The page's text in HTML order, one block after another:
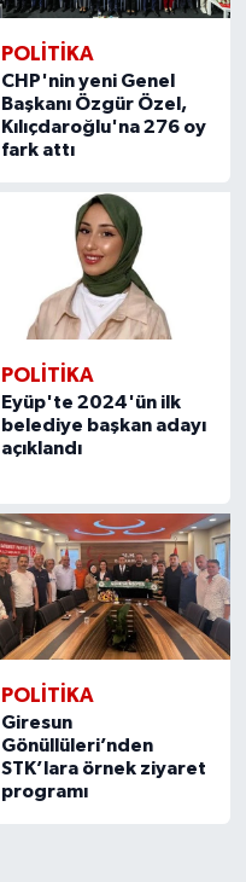
POLITIKA
CHP'nin yeni Genel
Başkanı Özgür Özel,
Kılıçdaroğlu'na 276 oy
fark attı
POLITIKA
Eyüp'te 2024'ün ilk
belediye başkan adayı
açıklandı
POLITIKA
Giresun
Gönüllüleri’nden
STK’lara örnek ziyaret
programı